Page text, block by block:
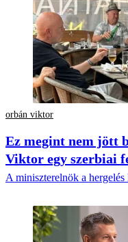
orbán viktor
Ez megint nem jött
Viktor egy szerbiai
A miniszterelnök a